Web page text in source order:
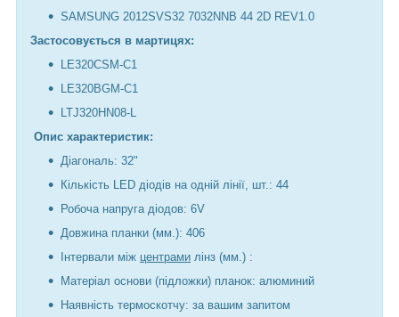
SAMSUNG 2012SVS32 7032NNB 44 2D REV1.0
Застосовується в мартицях:
LE320CSM-C1
LE320BGM-C1
LTJ320HN08-L
Опис характеристик:
Діагональ: 32"
Кількість LED діодів на одній лінії, шт.: 44
Робоча напруга діодов: 6V
Довжина планки (мм.): 406
Інтервали між центрами лінз (мм.) :
Матеріал основи (підложки) планок: алюминий
Наявність термоскотчу: за вашим запитом